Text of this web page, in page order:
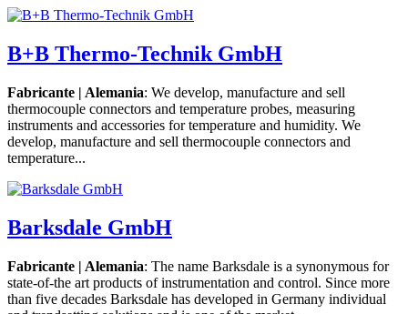
B+B Thermo-Technik GmbH
Fabricante | Alemania: We develop, manufacture and sell
thermocouple connectors and temperature probes, measuring
instruments and accessories for temperature and humidity. We
develop, manufacture and sell thermocouple connectors and
temperature...
Barksdale GmbH
Fabricante | Alemania: The name Barksdale is a synonymous for
state-of-the art products of instrumentation and control. Since more
than five decades Barksdale has developed in Germany individual